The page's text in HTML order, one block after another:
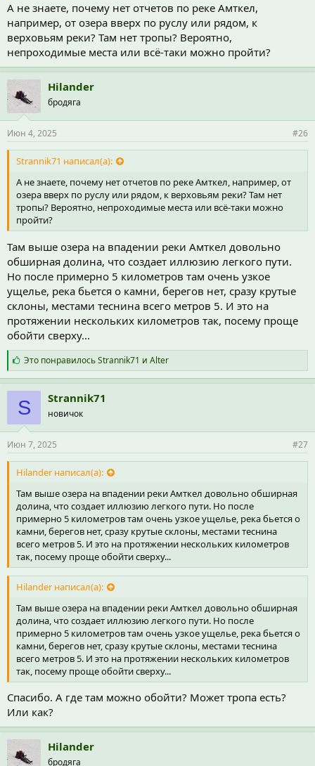
А не знаете, почему нет отчетов по реке Амткел,
например, от озера вверх по руслу или рядом, к
верховьям реки? Там нет тропы? Вероятно,
непроходимые места или всё-таки можно пройти?
Hilander
бродяга
Июн 4, 2025 #26
Strannik71 написал(а):
А не знаете, почему нет отчетов по реке Амткел, например, от
озера вверх по руслу или рядом, к верховьям реки? Там нет
тропы? Вероятно, непроходимые места или всё-таки можно
пройти?
Там выше озера на впадении реки Амткел довольно
обширная долина, что создает иллюзию легкого пути.
Но после примерно 5 километров там очень узкое
ущелье, река бьется о камни, берегов нет, сразу крутые
склоны, местами теснина всего метров 5. И это на
протяжении нескольких километров так, посему проще
обойти сверху...
С
и
м
п
а
т
и
:
Это понравилосьStrannik71 и Alter
S Strannik71
новичок
Июн 7, 2025 #27
Hilander написал(а):
Там выше озера на впадении реки Амткел довольно обширная
долина, что создает иллюзию легкого пути. Но после
примерно 5 километров там очень узкое ущелье, река бьется о
камни, берегов нет, сразу крутые склоны, местами теснина
всего метров 5. И это на протяжении нескольких километров
так, посему проще обойти сверху...
Hilander написал(а):
Там выше озера на впадении реки Амткел довольно обширная
долина, что создает иллюзию легкого пути. Но после
примерно 5 километров там очень узкое ущелье, река бьется о
камни, берегов нет, сразу крутые склоны, местами теснина
всего метров 5. И это на протяжении нескольких километров
так, посему проще обойти сверху...
Спасибо. А где там можно обойти? Может тропа есть?
Или как?
Hilander
бродяга